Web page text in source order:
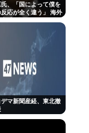
、「国によって僕を
反応が全く違う」 海外
マ新聞産経、東北撤